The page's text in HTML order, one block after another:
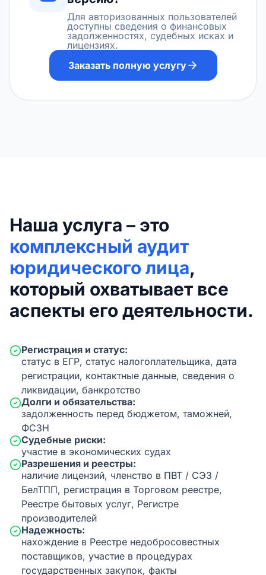
Для авторизованных пользователей
доступны сведения о финансовых
задолженностях, судебных исках и
лицензиях.
Заказать полную услугу
Наша услуга – это
комплексный аудит
юридического лица,
который охватывает все
аспекты его деятельности.
Регистрация и статус:
статус в ЕГР, статус налогоплательщика, дата
регистрации, контактные данные, сведения о
ликвидации, банкротство
Долги и обязательства:
задолженность перед бюджетом, таможней,
ФСЗН
Судебные риски:
участие в экономических судах
Разрешения и реестры:
наличие лицензий, членство в ПВТ / СЭЗ /
БелТПП, регистрация в Торговом реестре,
Реестре бытовых услуг, Регистре
производителей
Надежность:
нахождение в Реестре недобросовестных
поставщиков, участие в процедурах
государственных закупок, факты